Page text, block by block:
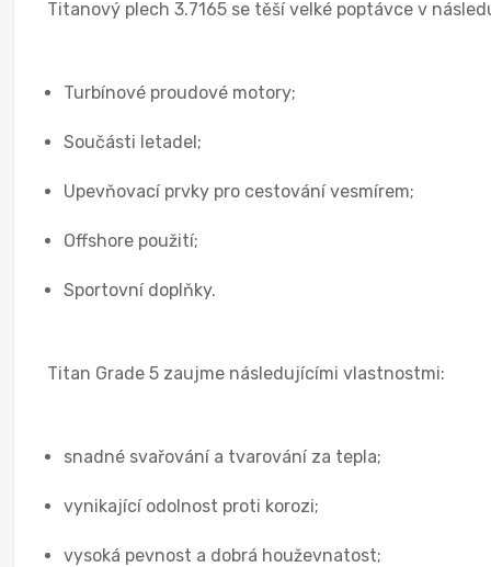
Titanový plech 3.7165 se těší velké poptávce v
Turbínové proudové motory;
Součásti letadel;
Upevňovací prvky pro cestování vesmírem;
Offshore použití;
Sportovní doplňky.
Titan Grade 5 zaujme následujícími vlastnostmi:
snadné svařování a tvarování za tepla;
vynikající odolnost proti korozi;
vysoká pevnost a dobrá houževnatost;